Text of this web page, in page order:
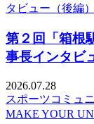
第２回「箱根
事長インタビ
2026.07.28
スポーツコミュ
MAKE YOUR